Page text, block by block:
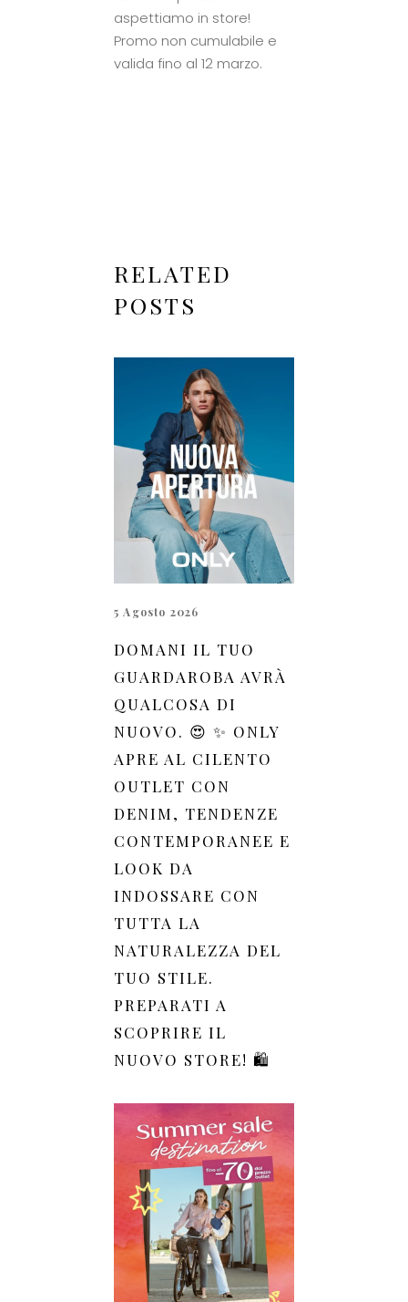
aspettiamo in store!
Promo non cumulabile e
valida fino al 12 marzo.
RELATED
POSTS
5 Agosto 2026
DOMANI IL TUO
GUARDAROBA AVRÀ
QUALCOSA DI
NUOVO. 😍 ✨ ONLY
APRE AL CILENTO
OUTLET CON
DENIM, TENDENZE
CONTEMPORANEE E
LOOK DA
INDOSSARE CON
TUTTA LA
NATURALEZZA DEL
TUO STILE.
PREPARATI A
SCOPRIRE IL
NUOVO STORE! 🛍️